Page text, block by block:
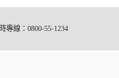
專線：0800-55-1234